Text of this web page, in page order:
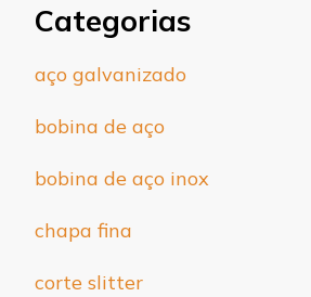
Categorias
aço galvanizado
bobina de aço
bobina de aço inox
chapa fina
corte slitter